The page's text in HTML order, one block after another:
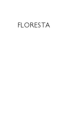
FLORESTA